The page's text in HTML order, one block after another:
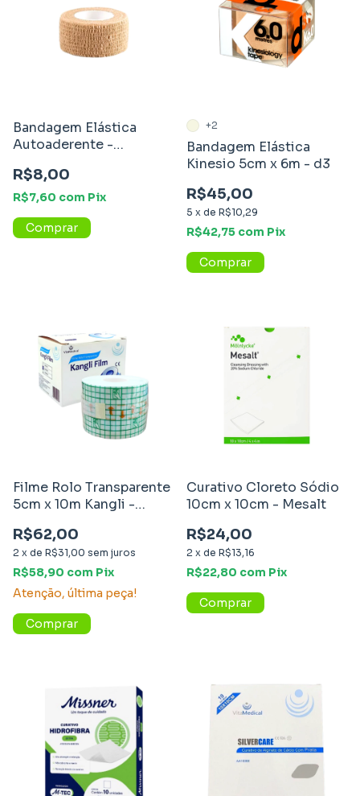
Bandagem Elástica
Autoaderente -
R$8,00
R$7,60 com Pix
Comprar
Bandagem Elástica
Kinesio 5cm x 6m - d3
R$45,00
5 x de R$10,29
R$42,75 com Pix
+2
Comprar
Filme Rolo Transparente
5cm x 10m Kangli -
R$62,00
2 x de R$31,00 sem juros
R$58,90 com Pix
Atenção, última peça!
Curativo Cloreto Sódio
10cm x 10cm - Mesalt
R$24,00
2 x de R$13,16
R$22,80 com Pix